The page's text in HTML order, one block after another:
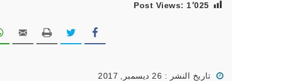
Post Views: 1٬025
تاريخ النشر : 26 ديسمبر, 2017